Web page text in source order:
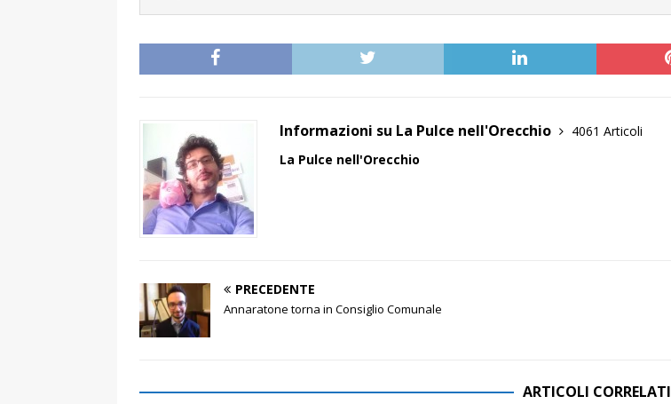
Informazioni su La Pulce nell'Orecchio
4061 Articoli
La Pulce nell'Orecchio
PRECEDENTE
Annaratone torna in Consiglio Comunale
ARTICOLI CORRELATI